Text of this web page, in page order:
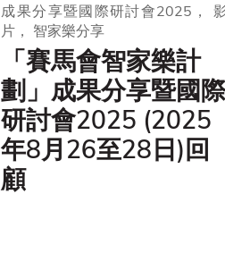
「賽馬會智家樂計
劃」成果分享暨國
研討會2025 (2025
年8月26至28日)回
顧
成果分享暨國際研討會2025，
片， 智家樂分享